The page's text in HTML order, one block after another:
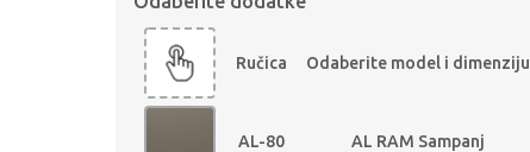
Ručica Odaberite model i dimenziju
AL-80 AL RAM Sampanj